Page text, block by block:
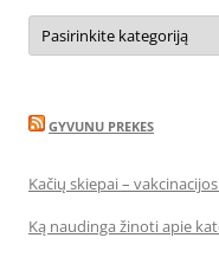
Kategorijos
GYVUNU PREKES
Kačių skiepai –
Ką naudinga žinoti apie